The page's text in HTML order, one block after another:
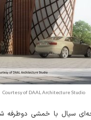
Courtesy of DAAL Architecture Studio
سیال با خمشی دوطرفه